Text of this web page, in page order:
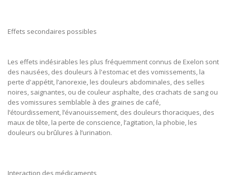
Effets secondaires possibles
Les effets indésirables les plus fréquemment connus de Exelon sont
des nausées, des douleurs à l'estomac et des vomissements, la
perte d'appétit, l’anorexie, les douleurs abdominales, des selles
noires, saignantes, ou de couleur asphalte, des crachats de sang ou
des vomissures semblable à des graines de café,
l’étourdissement, l’évanouissement, des douleurs thoraciques, des
maux de tête, la perte de conscience, l’agitation, la phobie, les
douleurs ou brûlures à l’urination.
Interaction des médicaments